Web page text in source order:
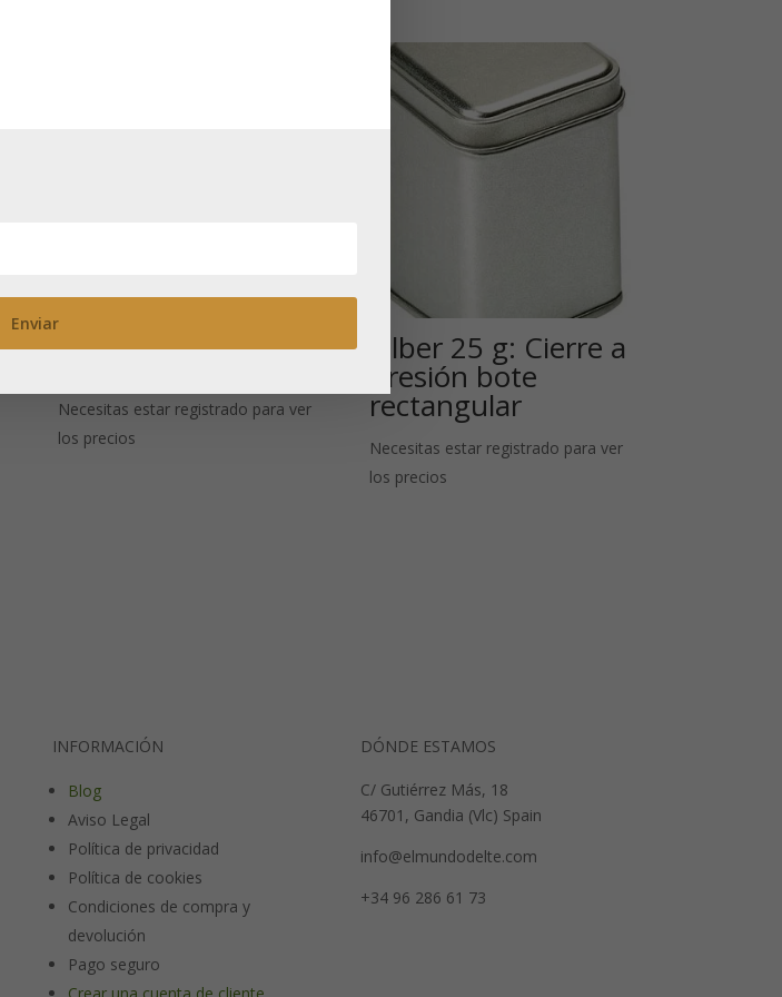
Necesitas estar registrado para ver
los precios
Silber 25 g: Cierre a
presión bote
rectangular
Necesitas estar registrado para ver
los precios
INFORMACIÓN
Blog
Aviso Legal
Política de privacidad
Política de cookies
Condiciones de compra y
devolución
Pago seguro
DÓNDE ESTAMOS
C/ Gutiérrez Más, 18
46701, Gandia (Vlc) Spain
info@elmundodelte.com
+34 96 286 61 73